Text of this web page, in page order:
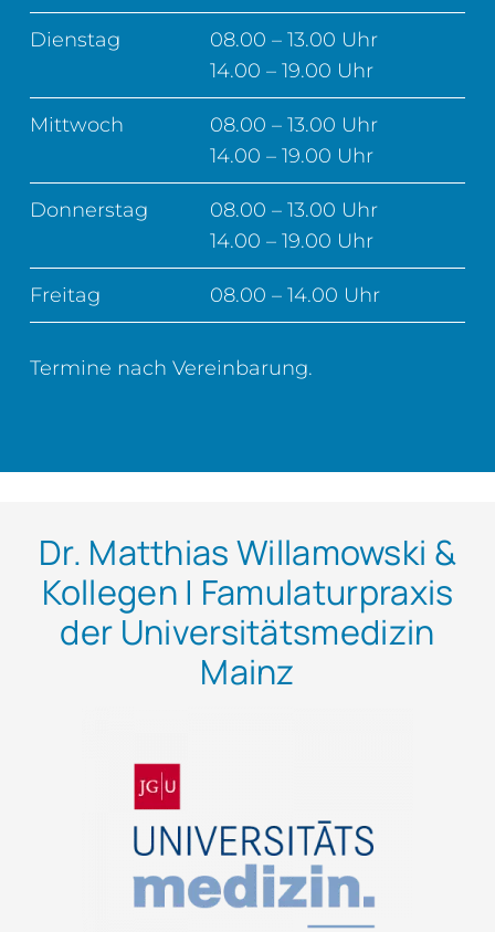
Dienstag
08.00 – 13.00 Uhr
14.00 – 19.00 Uhr
Mittwoch
08.00 – 13.00 Uhr
14.00 – 19.00 Uhr
Donnerstag
08.00 – 13.00 Uhr
14.00 – 19.00 Uhr
Freitag 08.00 – 14.00 Uhr
Termine nach Vereinbarung.
Dr. Matthias Willamowski &
Kollegen | Famulaturpraxis
der Universitätsmedizin
Mainz